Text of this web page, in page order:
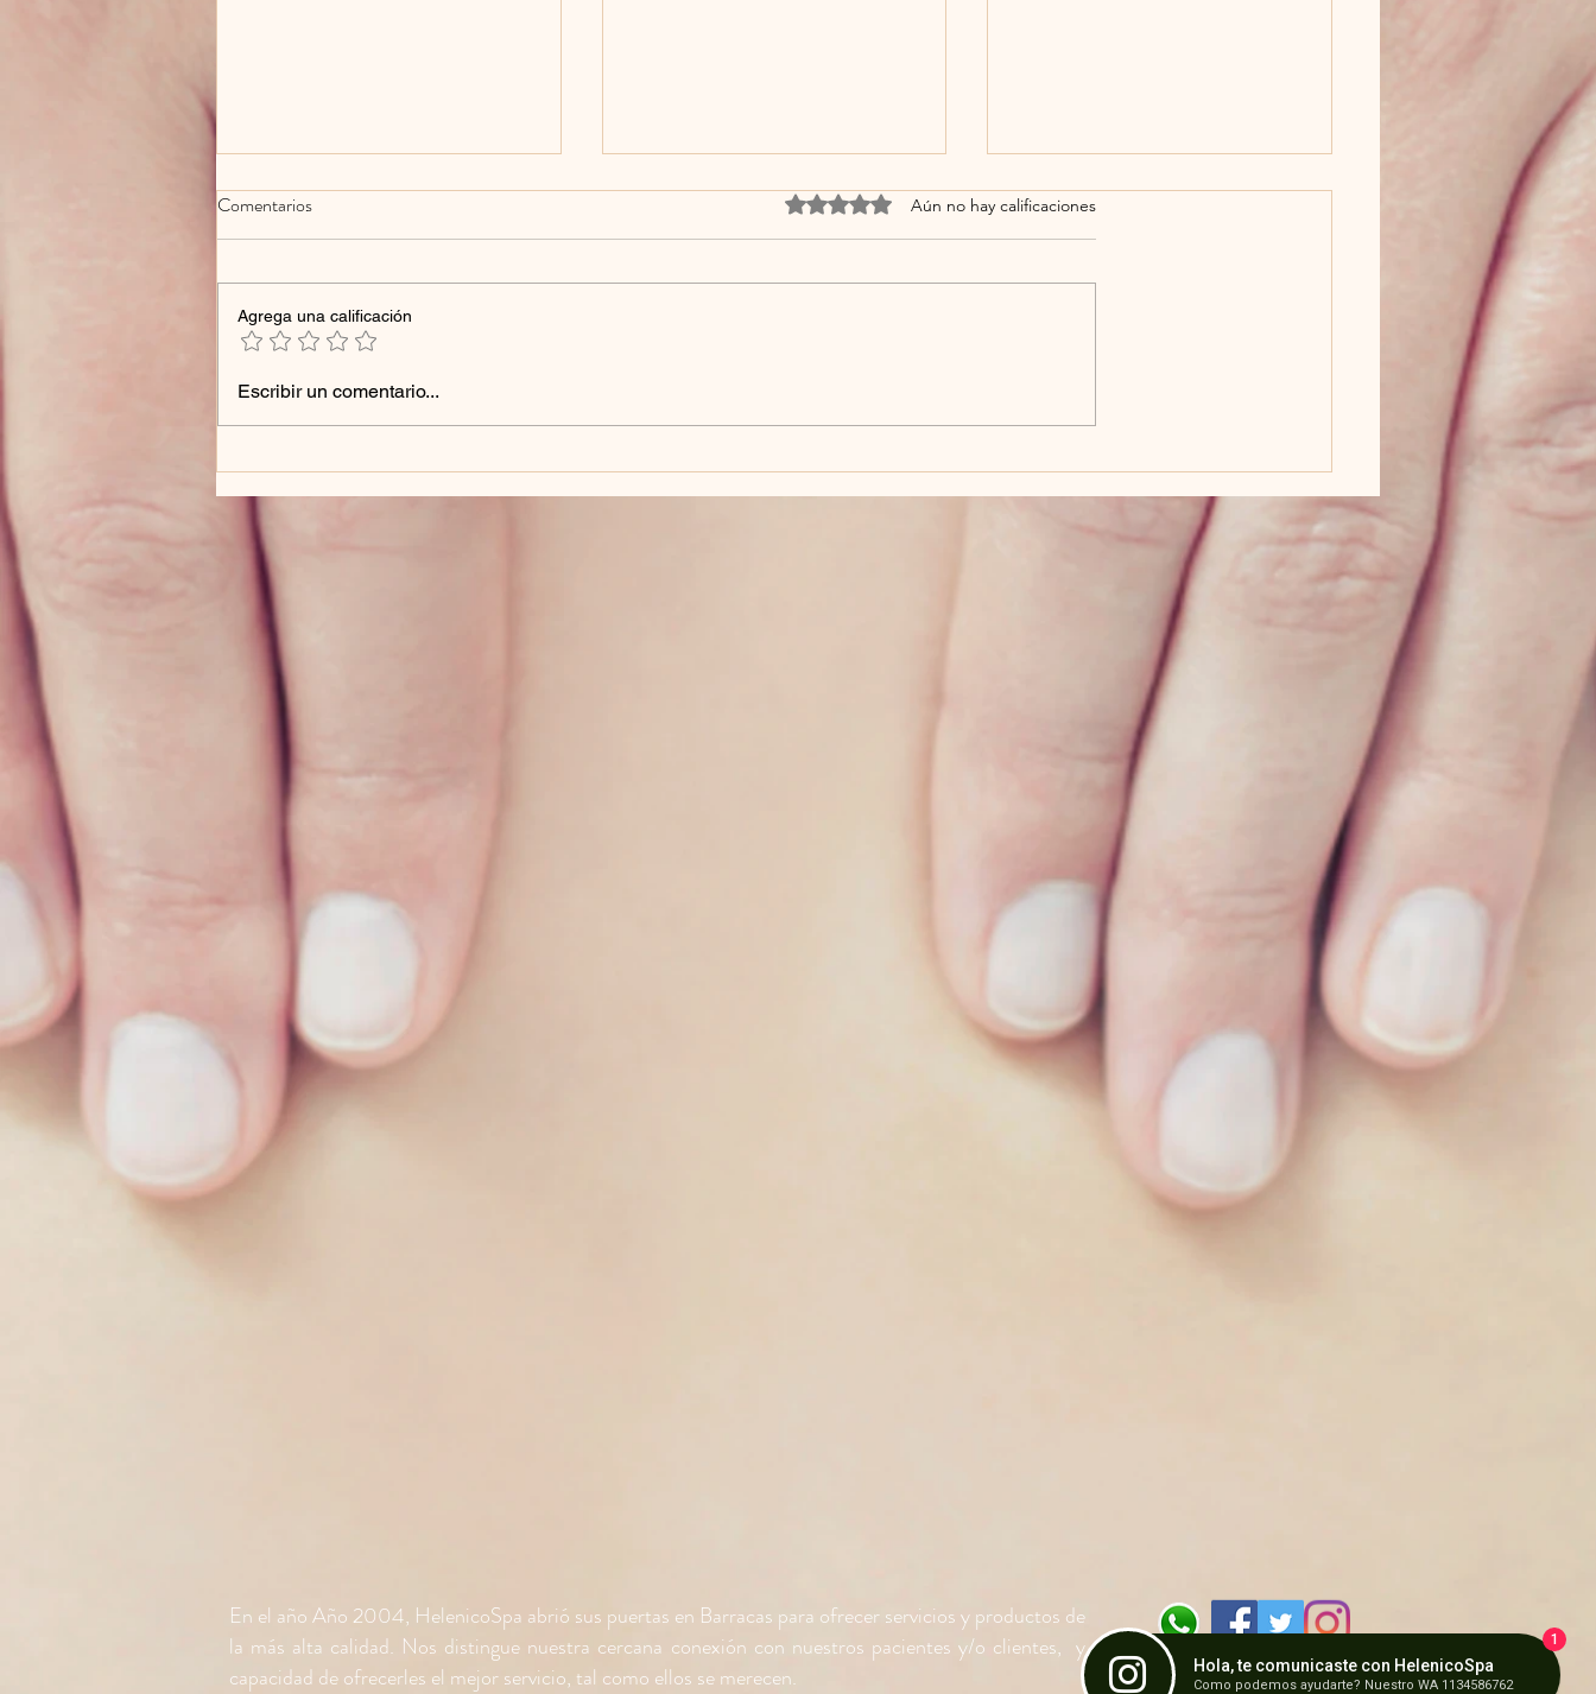
Estetica
Comentarios Obtuvo 0 de 5 estrellas.
Aún no hay calificaciones
Agrega una calificación
Escribir un comentario...
En el año Año 2004, HelenicoSpa abrió sus puertas en Barracas para ofrecer servicios y productos de
la más alta calidad. Nos distingue nuestra cercana conexión con nuestros pacientes y/o clientes, y
capacidad de ofrecerles el mejor servicio, tal como ellos se merecen.
Hola, te comunicaste con HelenicoSpa
Como podemos ayudarte? Nuestro WA 1134586762
1